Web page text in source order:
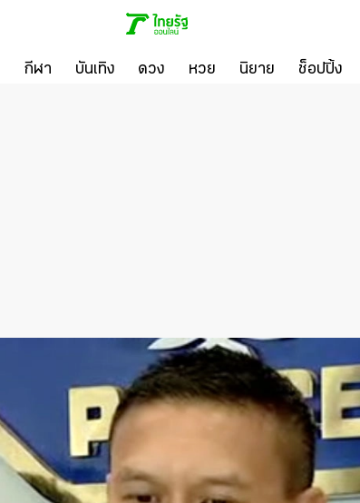
กีฬา บันเทิง ดวง หวย นิยาย ช็อปปิ้ง